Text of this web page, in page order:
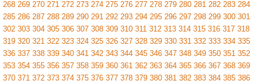
268 269 270 271 272 273 274 275 276 277 278 279 280 281 282 283 284
285 286 287 288 289 290 291 292 293 294 295 296 297 298 299 300 301
302 303 304 305 306 307 308 309 310 311 312 313 314 315 316 317 318
319 320 321 322 323 324 325 326 327 328 329 330 331 332 333 334 335
336 337 338 339 340 341 342 343 344 345 346 347 348 349 350 351 352
353 354 355 356 357 358 359 360 361 362 363 364 365 366 367 368 369
370 371 372 373 374 375 376 377 378 379 380 381 382 383 384 385 386